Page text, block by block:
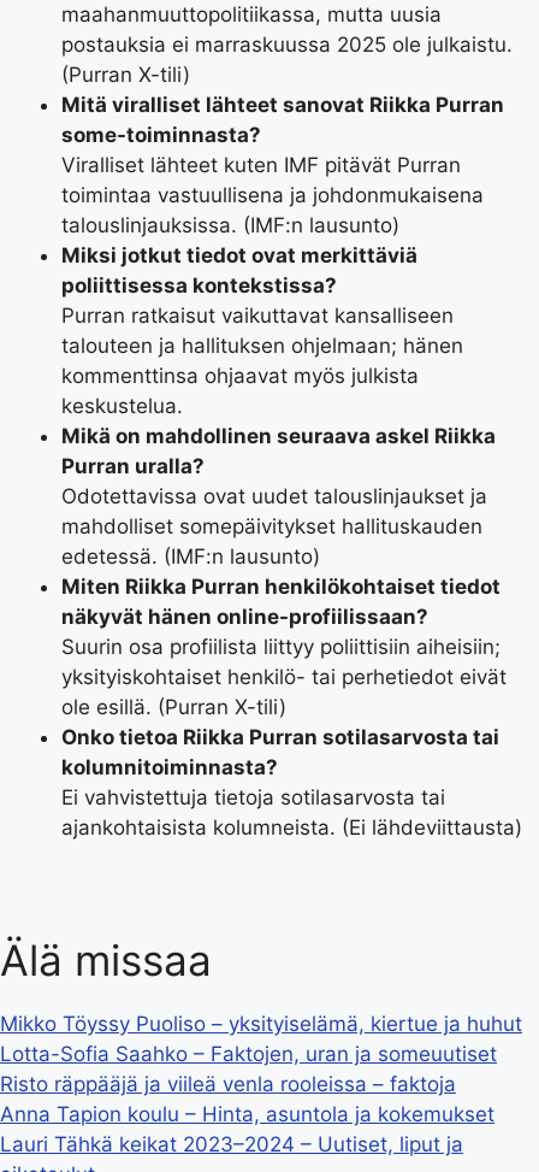
maahanmuuttopolitiikassa, mutta uusia
postauksia ei marraskuussa 2025 ole julkaistu.
(Purran X-tili)
Mitä viralliset lähteet sanovat Riikka Purran
some-toiminnasta?
Viralliset lähteet kuten IMF pitävät Purran
toimintaa vastuullisena ja johdonmukaisena
talouslinjauksissa. (IMF:n lausunto)
Miksi jotkut tiedot ovat merkittäviä
poliittisessa kontekstissa?
Purran ratkaisut vaikuttavat kansalliseen
talouteen ja hallituksen ohjelmaan; hänen
kommenttinsa ohjaavat myös julkista
keskustelua.
Mikä on mahdollinen seuraava askel Riikka
Purran uralla?
Odotettavissa ovat uudet talouslinjaukset ja
mahdolliset somepäivitykset hallituskauden
edetessä. (IMF:n lausunto)
Miten Riikka Purran henkilökohtaiset tiedot
näkyvät hänen online-profiilissaan?
Suurin osa profiilista liittyy poliittisiin aiheisiin;
yksityiskohtaiset henkilö- tai perhetiedot eivät
ole esillä. (Purran X-tili)
Onko tietoa Riikka Purran sotilasarvosta tai
kolumnitoiminnasta?
Ei vahvistettuja tietoja sotilasarvosta tai
ajankohtaisista kolumneista. (Ei lähdeviittausta)
Älä missaa
Mikko Töyssy Puoliso – yksityiselämä, kiertue ja huhut
Lotta-Sofia Saahko – Faktojen, uran ja someuutiset
Risto räppääjä ja viileä venla rooleissa – faktoja
Anna Tapion koulu – Hinta, asuntola ja kokemukset
Lauri Tähkä keikat 2023–2024 – Uutiset, liput ja